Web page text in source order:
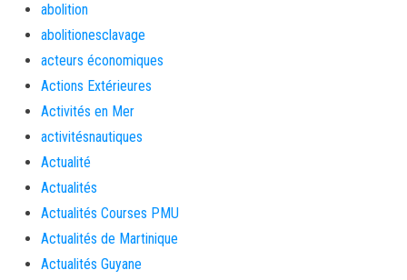
abolition
abolitionesclavage
acteurs économiques
Actions Extérieures
Activités en Mer
activitésnautiques
Actualité
Actualités
Actualités Courses PMU
Actualités de Martinique
Actualités Guyane